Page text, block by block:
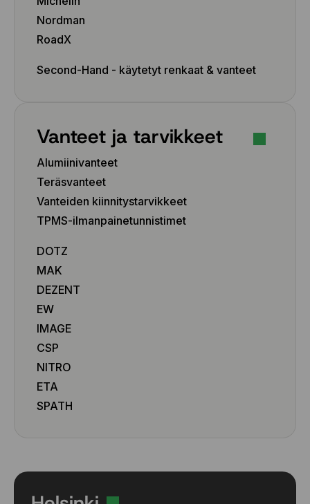
Nordman
RoadX
Second-Hand - käytetyt renkaat & vanteet
Vanteet ja tarvikkeet
Alumiinivanteet
Teräsvanteet
Vanteiden kiinnitystarvikkeet
TPMS-ilmanpainetunnistimet
DOTZ
MAK
DEZENT
EW
IMAGE
CSP
NITRO
ETA
SPATH